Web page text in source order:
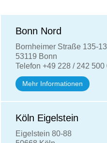
Bonn Nord
Bornheimer Straße 135-
53119 Bonn
Telefon +49 228 / 242 500
Mehr Informationen
Köln Eigelstein
Eigelstein 80-88